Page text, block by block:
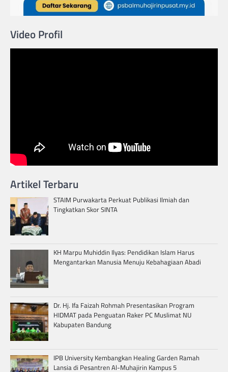
Video Profil
Artikel Terbaru
STAIM Purwakarta Perkuat Publikasi Ilmiah dan
Tingkatkan Skor SINTA
KH Marpu Muhiddin Ilyas: Pendidikan Islam Harus
Mengantarkan Manusia Menuju Kebahagiaan Abadi
Dr. Hj. Ifa Faizah Rohmah Presentasikan Program
HIDMAT pada Penguatan Raker PC Muslimat NU
Kabupaten Bandung
IPB University Kembangkan Healing Garden Ramah
Lansia di Pesantren Al-Muhajirin Kampus 5